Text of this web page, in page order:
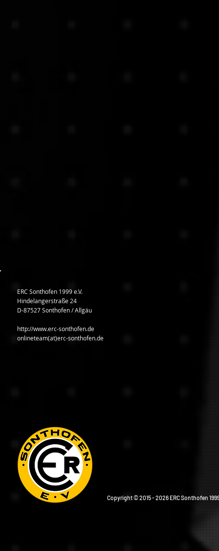
ERC Sonthofen 1999 e.V.
Hindelangerstraße 24
D-87527 Sonthofen / Allgäu
http://www.erc-sonthofen.de
onlineteam(at)erc-sonthofen.de
Copyright © 2015 - 2026 ERC Sonthofen